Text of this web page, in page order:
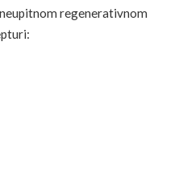
regenerativnom